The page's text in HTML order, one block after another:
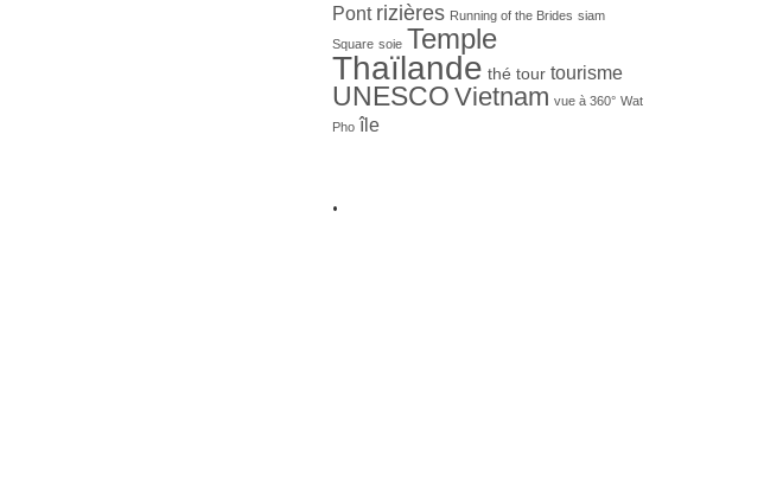
Pont rizières Running of the Brides siam
Square soie Temple
Thaïlande thé tour tourisme
UNESCO Vietnam vue à 360° Wat
Pho île
.